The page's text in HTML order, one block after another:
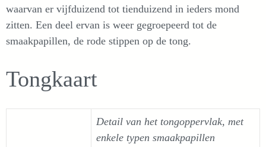
waarvan er vijfduizend tot tienduizend in ieders mond
zitten. Een deel ervan is weer gegroepeerd tot de
smaakpapillen, de rode stippen op de tong.
Tongkaart
Detail van het tongoppervlak, met
enkele typen smaakpapillen